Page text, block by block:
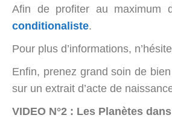
Afin de profiter au maximum
conditionaliste.
Pour plus d’informations,
Enfin, prenez grand soin de
sur un extrait d’acte de
VIDEO N°2 : Les Planètes